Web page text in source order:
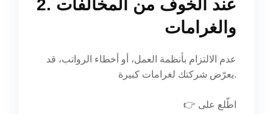
2. عند الخوف من المخالفات
والغرامات
عدم الالتزام بأنظمة العمل، أو أخطاء الرواتب، قد
يعرّض شركتك لغرامات كبيرة.
👉 اطّلع على